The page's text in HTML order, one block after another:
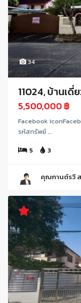
34
11024, บ้านเดี่
5,500,000 ฿
Facebook
รหัสทรัพย์ ...
5
3
คุณกานต์รวี